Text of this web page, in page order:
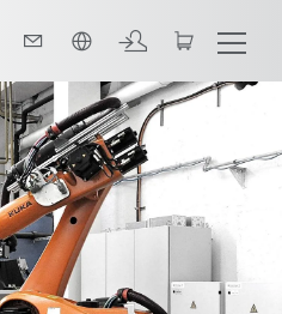
systemowi